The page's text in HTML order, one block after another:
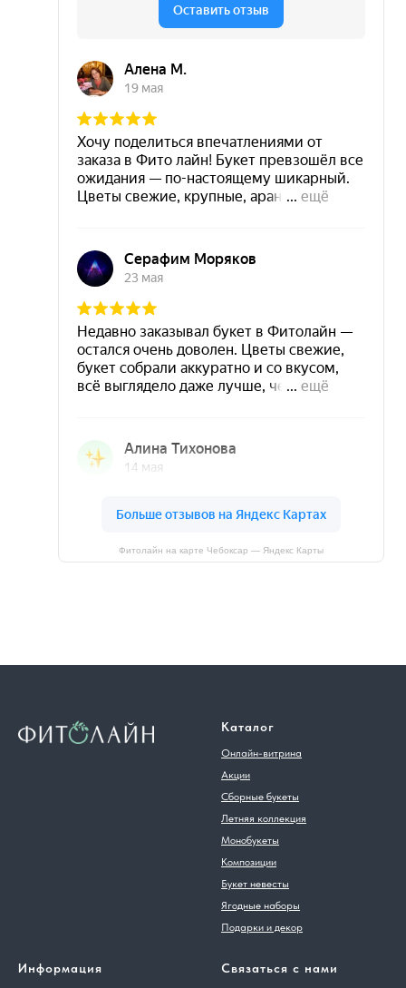
Фитолайн на карте Чебоксар — Яндекс Карты
Каталог
Онлайн-витрина
Акции
Сборные букеты
Летняя коллекция
Монобукеты
Композиции
Букет невесты
Ягодные наборы
Подарки и декор
Информация Связаться с нами